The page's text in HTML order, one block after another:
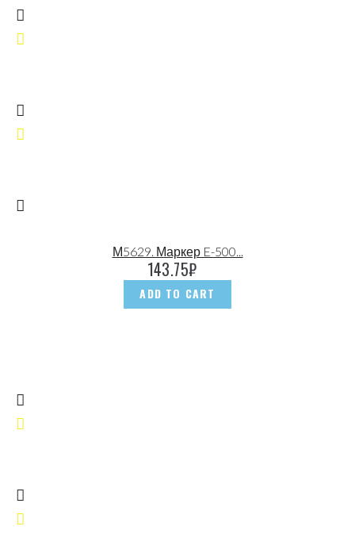
М5629. Маркер E-500...
143.75₽
ADD TO CART